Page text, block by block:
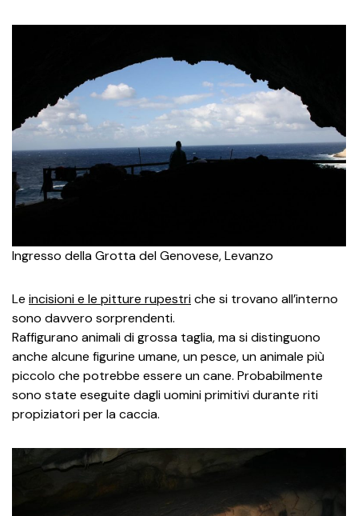
Ingresso della Grotta del Genovese, Levanzo
Le incisioni e le pitture rupestriche si trovano all’interno
sono davvero sorprendenti.
Raffigurano animali di grossa taglia, ma si distinguono
anche alcune figurine umane, un pesce, un animale più
piccolo che potrebbe essere un cane. Probabilmente
sono state eseguite dagli uomini primitivi durante riti
propiziatori per la caccia.